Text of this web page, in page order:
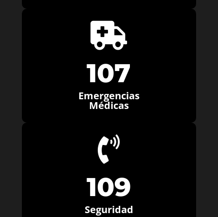

107
Emergencias
Médicas

109
Seguridad